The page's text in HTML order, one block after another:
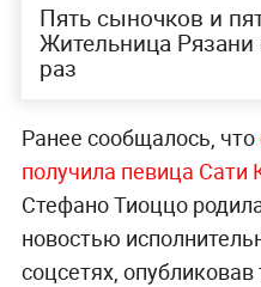
Пять сыночков и
Жительница
раз
Ранее сообщалось, что
получила певица Сати
Стефано Тиоццо
новостью
соцсетях, опубликовав